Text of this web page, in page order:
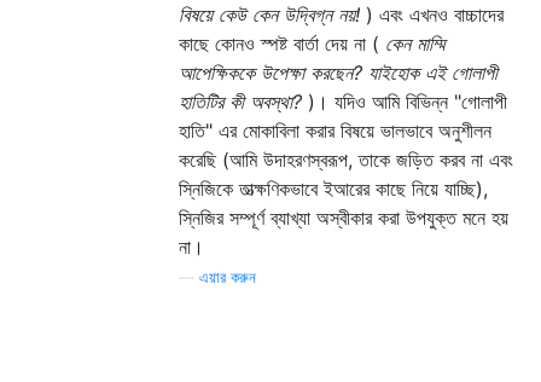
বিষয়ে কেউ কেন উদ্বিগ্ন নয়! ) এবং এখনও বাচ্চাদের
কাছে কোনও স্পষ্ট বার্তা দেয় না ( কেন মাম্মি
আপেক্ষিককে উপেক্ষা করছেন? যাইহোক এই গোলাপী
হাতিটির কী অবস্থা? )। যদিও আমি বিভিন্ন "গোলাপী
হাতি" এর মোকাবিলা করার বিষয়ে ভালভাবে অনুশীলন
করেছি (আমি উদাহরণস্বরূপ, তাকে জড়িত করব না এবং
স্নিজিকে তাত্ক্ষণিকভাবে ইআরের কাছে নিয়ে যাচ্ছি),
স্নিজির সম্পূর্ণ ব্যাখ্যা অস্বীকার করা উপযুক্ত মনে হয়
না।
এয়ার করুন